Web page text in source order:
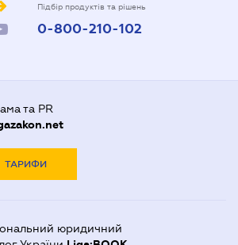
Підбір продуктів та рішень
0-800-210-102
та PR
ТАРИФИ
юридичний